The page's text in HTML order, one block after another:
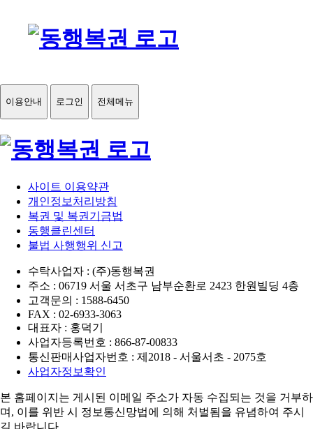
이용안내 로그인 전체메뉴
사이트 이용약관
개인정보처리방침
복권 및 복권기금법
동행클린센터
불법 사행행위 신고
수탁사업자 : (주)동행복권
주소 : 06719 서울 서초구 남부순환로 2423 한원빌딩 4층
고객문의 : 1588-6450
FAX : 02-6933-3063
대표자 : 홍덕기
사업자등록번호 : 866-87-00833
통신판매사업자번호 : 제2018 - 서울서초 - 2075호
사업자정보확인
본 홈페이지는 게시된 이메일 주소가 자동 수집되는 것을 거부하
며, 이를 위반 시 정보통신망법에 의해 처벌됨을 유념하여 주시